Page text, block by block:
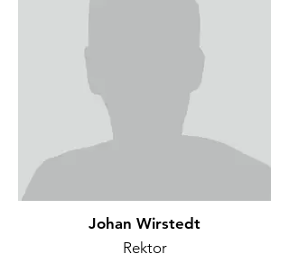
Johan Wirstedt
Rektor